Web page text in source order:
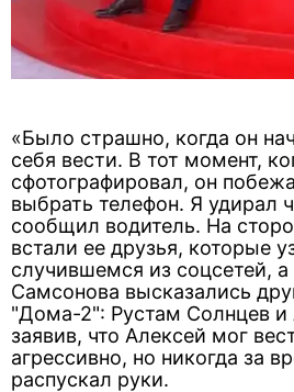
«Было страшно, когда он
себя вести. В тот момент,
сфотографировал, он
выбрать телефон. Я удирал
сообщил водитель. На
встали ее друзья, которые
случившемся из соцсетей,
Самсонова высказались
"Дома-2": Рустам Солнцев и
заявив, что Алексей мог
агрессивно, но никогда за
распускал руки.